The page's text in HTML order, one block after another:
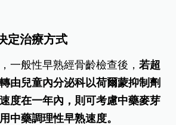
定治療方式
一般性早熟經骨齡檢查後，若超
由兒童內分泌科以荷爾蒙抑制劑
度在一年內，則可考慮中藥麥芽
中藥調理性早熟速度。